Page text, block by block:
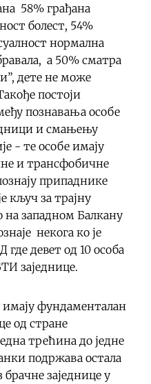
58% грађана
болест, 54%
нормална
а 50% сматра
дете не може
постоји
познавања особе
и смањењу
- те особе имају
и трансфобичне
припаднике
кључ за трајну
западном Балкану
некога ко је
девет од 10 особа
заједнице.
фундаменталан
од стране
трећина до једне
подржава остала
заједнице у